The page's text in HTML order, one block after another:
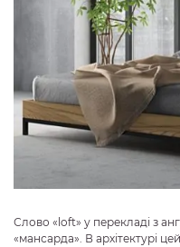
Слово «loft» у перекладі з
«мансарда». В архітектурі